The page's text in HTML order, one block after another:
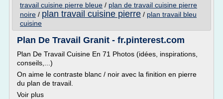
travail cuisine pierre bleue / plan de travail cuisine pierre
noire / plan travail cuisine pierre / plan travail bleu
cuisine
Plan De Travail Granit - fr.pinterest.com
Plan De Travail Cuisine En 71 Photos (idées, inspirations,
conseils,...)
On aime le contraste blanc / noir avec la finition en pierre
du plan de travail.
Voir plus